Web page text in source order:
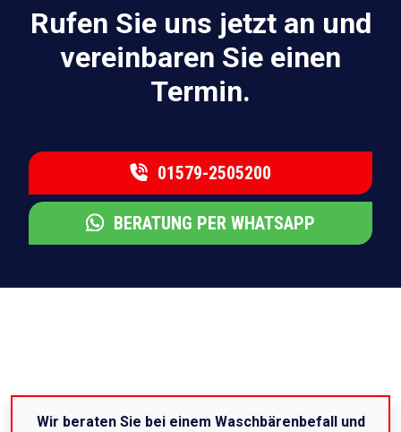
Rufen Sie uns jetzt an und
vereinbaren Sie einen
Termin.
01579-2505200
BERATUNG PER WHATSAPP
Wir beraten Sie bei einem Waschbärenbefall und